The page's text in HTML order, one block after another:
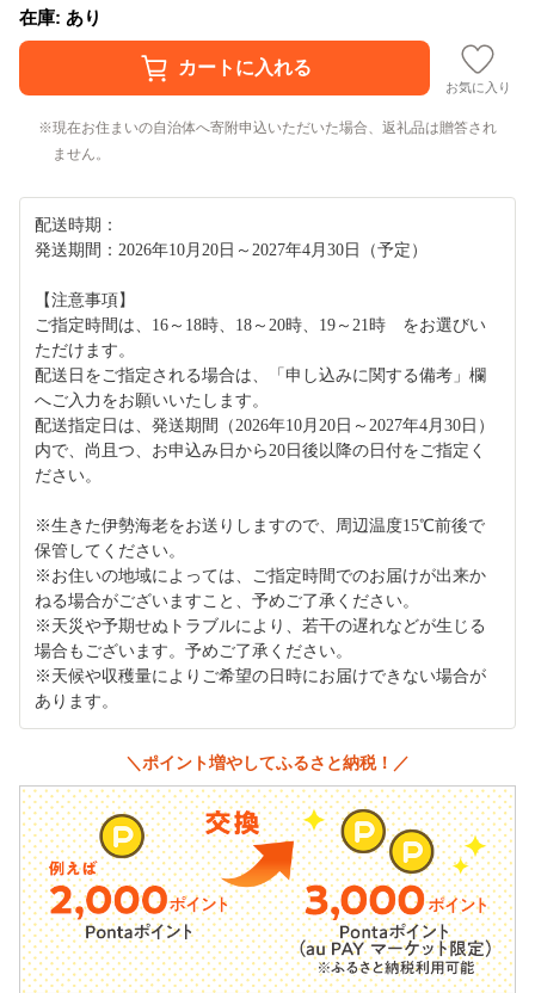
在庫: あり
お気に入り
現在お住まいの自治体へ寄附申込いただいた場合、返礼品は贈答され
ません。
配送時期：
発送期間：2026年10月20日～2027年4月30日（予定）
【注意事項】
ご指定時間は、16～18時、18～20時、19～21時 をお選びい
ただけます。
配送日をご指定される場合は、「申し込みに関する備考」欄
へご入力をお願いいたします。
配送指定日は、発送期間（2026年10月20日～2027年4月30日）
内で、尚且つ、お申込み日から20日後以降の日付をご指定く
ださい。
※生きた伊勢海老をお送りしますので、周辺温度15℃前後で
保管してください。
※お住いの地域によっては、ご指定時間でのお届けが出来か
ねる場合がございますこと、予めご了承ください。
※天災や予期せぬトラブルにより、若干の遅れなどが生じる
場合もございます。予めご了承ください。
※天候や収穫量によりご希望の日時にお届けできない場合が
あります。
＼ポイント増やしてふるさと納税！／